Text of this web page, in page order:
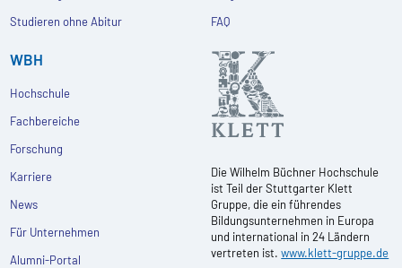
Studieren ohne Abitur
FAQ
WBH
Hochschule
Fachbereiche
Forschung
Karriere
News
Für Unternehmen
Alumni-Portal
Die Wilhelm Büchner Hochschule
ist Teil der Stuttgarter Klett
Gruppe, die ein führendes
Bildungsunternehmen in Europa
und international in 24 Ländern
vertreten ist.www.klett-gruppe.de